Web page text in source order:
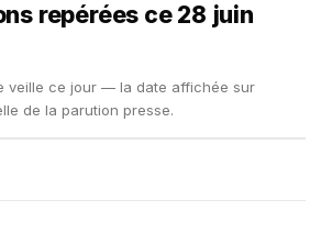
repérées ce 28 juin
veille ce jour — la date affichée sur
de la parution presse.